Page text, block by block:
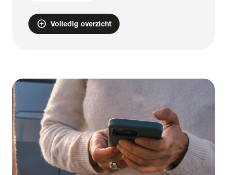
add_circle Volledig overzicht